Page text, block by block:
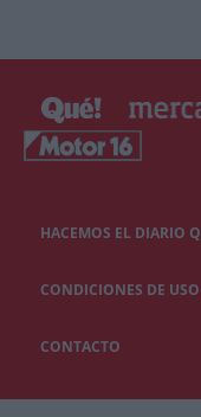
HACEMOS EL DIARIO
CONDICIONES DE
CONTACTO